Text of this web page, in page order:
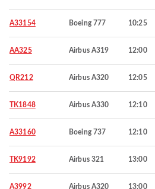
A33154 Boeing 777 10:25
AA325 Airbus A319 12:00
QR212 Airbus A320 12:05
TK1848 Airbus A330 12:10
A33160 Boeing 737 12:10
TK9192 Airbus 321 13:00
A3992 Airbus A320 13:00